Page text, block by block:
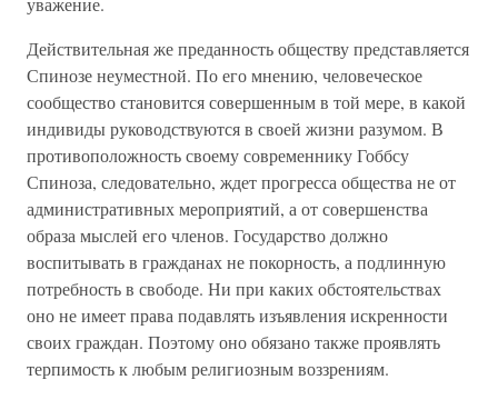
Действительная же преданность обществу представляется
Спинозе неуместной. По его мнению, человеческое
сообщество становится совершенным в той мере, в какой
индивиды руководствуются в своей жизни разумом. В
противоположность своему современнику Гоббсу
Спиноза, следовательно, ждет прогресса общества не от
административных мероприятий, а от совершенства
образа мыслей его членов. Государство должно
воспитывать в гражданах не покорность, а подлинную
потребность в свободе. Ни при каких обстоятельствах
оно не имеет права подавлять изъявления искренности
своих граждан. Поэтому оно обязано также проявлять
терпимость к любым религиозным воззрениям.